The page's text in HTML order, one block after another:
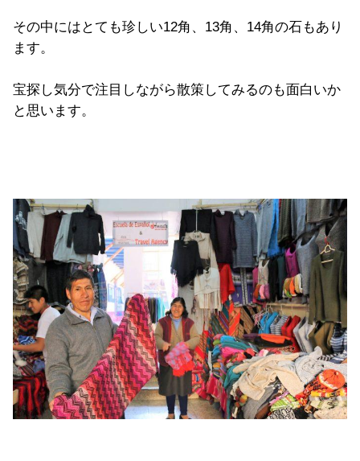
その中にはとても珍しい12角、13角、14角の石もあり
ます。
宝探し気分で注目しながら散策してみるのも面白いか
と思います。